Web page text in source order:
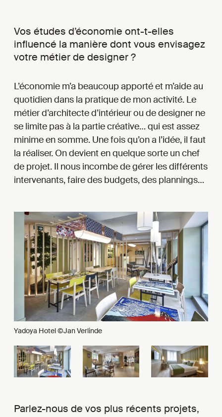
Vos études d’économie ont-t-elles
influencé la manière dont vous envisagez
votre métier de designer ?
L’économie m’a beaucoup apporté et m’aide au
quotidien dans la pratique de mon activité. Le
métier d’architecte d’intérieur ou de designer ne
se limite pas à la partie créative… qui est assez
minime en somme. Une fois qu’on a l’idée, il faut
la réaliser. On devient en quelque sorte un chef
de projet. Il nous incombe de gérer les différents
intervenants, faire des budgets, des plannings…
Yadoya Hotel ©Jan Verlinde
Parlez-nous de vos plus récents projets,